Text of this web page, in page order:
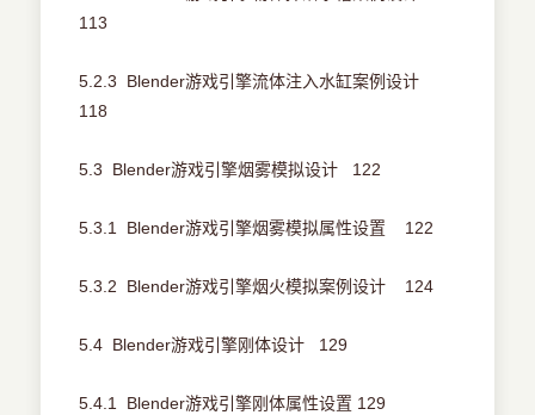
113
5.2.3 Blender游戏引擎流体注入水缸案例设计
118
5.3 Blender游戏引擎烟雾模拟设计 122
5.3.1 Blender游戏引擎烟雾模拟属性设置 122
5.3.2 Blender游戏引擎烟火模拟案例设计 124
5.4 Blender游戏引擎刚体设计 129
5.4.1 Blender游戏引擎刚体属性设置 129